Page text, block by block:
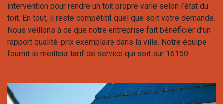
intervention pour rendre un toit propre varie selon l’état du
toit. En tout, il reste compétitif quel que soit votre demande.
Nous veillons à ce que notre entreprise fait bénéficier d’un
rapport qualité-prix exemplaire dans la ville. Notre équipe
fournit le meilleur tarif de service qui soit sur 16150.